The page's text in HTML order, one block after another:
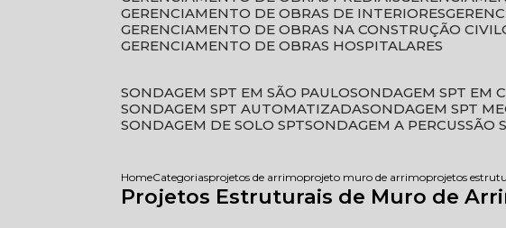
GERENCIAMENTO DE OBRAS DE INTERIORES
GERENCIAMENTO DE OBRAS NA CONSTRUÇÃO CIVIL
GERENCIAMENTO DE OBRAS HOSPITALARES
SONDAGEM SPT EM SÃO PAULO SONDAGEM SPT EM
SONDAGEM SPT AUTOMATIZADA SONDAGEM SPT
SONDAGEM DE SOLO SPT SONDAGEM A PERCUSSÃO
HomeCategoriasprojetos de arrimoprojeto muro de arrimoprojetos
Projetos Estruturais de Muro de